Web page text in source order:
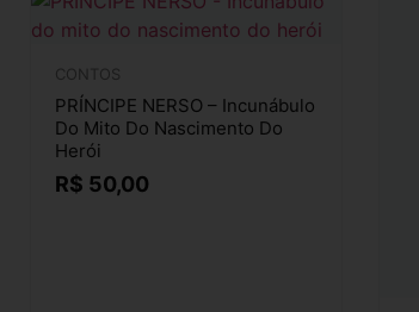
CONTOS
PRÍNCIPE NERSO – Incunábulo
Do Mito Do Nascimento Do
Herói
R$ 50,00